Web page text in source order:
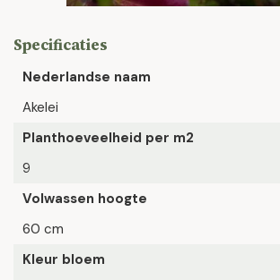
Specificaties
Nederlandse naam
Akelei
Planthoeveelheid per m2
9
Volwassen hoogte
60 cm
Kleur bloem